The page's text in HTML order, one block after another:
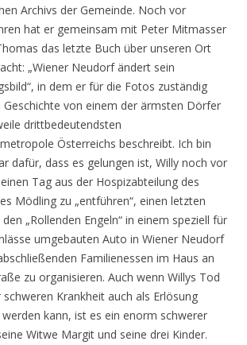
Archivs der Gemeinde. Noch vor
hat er gemeinsam mit Peter Mitmasser
das letzte Buch über unseren Ort
„Wiener Neudorf ändert sein
in dem er für die Fotos zuständig
Geschichte von einem der ärmsten Dörfer
drittbedeutendsten
Österreichs beschreibt. Ich bin
dafür, dass es gelungen ist, Willy noch vor
Tag aus der Hospizabteilung des
Mödling zu „entführen“, einen letzten
„Rollenden Engeln“ in einem speziell für
umgebauten Auto in Wiener Neudorf
Familienessen im Haus an
zu organisieren. Auch wenn Willys Tod
schweren Krankheit auch als Erlösung
kann, ist es ein enorm schwerer
Witwe Margit und seine drei Kinder.